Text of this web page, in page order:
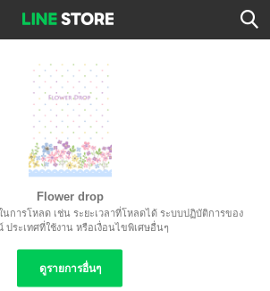
Flower drop
การโหลด เช่น ระยะเวลาที่โหลดได้ ระบบปฏิบัติการของ
ประเทศที่ใช้งาน หรือเงื่อนไขพิเศษอื่นๆ
ดูรายการอื่นๆ